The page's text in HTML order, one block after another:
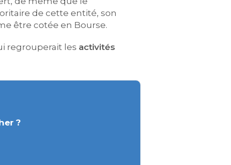
de cette entité, son
être cotée en Bourse.
regrouperait les activités
?